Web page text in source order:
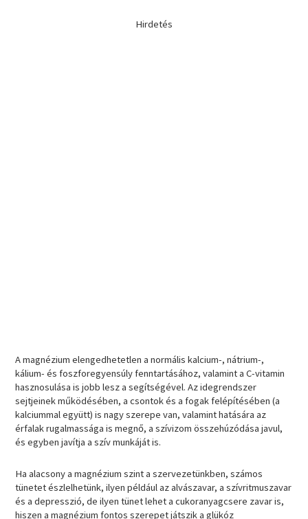
Hirdetés
A magnézium elengedhetetlen a normális kalcium-, nátrium-,
kálium- és foszforegyensúly fenntartásához, valamint a C-vitamin
hasznosulása is jobb lesz a segítségével. Az idegrendszer
sejtjeinek működésében, a csontok és a fogak felépítésében (a
kalciummal együtt) is nagy szerepe van, valamint hatására az
érfalak rugalmassága is megnő, a szívizom összehúzódása javul,
és egyben javítja a szív munkáját is.
Ha alacsony a magnézium szint a szervezetünkben, számos
tünetet észlelhetünk, ilyen például az alvászavar, a szívritmuszavar
és a depresszió, de ilyen tünet lehet a cukoranyagcsere zavar is,
hiszen a magnézium fontos szerepet játszik a glükóz